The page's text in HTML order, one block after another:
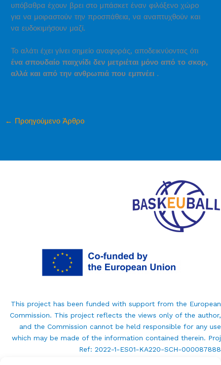
υπόβαθρα έχουν βρει στο μπάσκετ έναν φιλόξενο χώρο
για να μοιραστούν την προσπάθεια, να αναπτυχθούν και
να ευδοκιμήσουν μαζί.
Το αλάτι έχει γίνει σημείο αναφοράς, αποδεικνύοντας ότι
ένα σπουδαίο παιχνίδι δεν μετριέται μόνο από το σκορ,
αλλά και από την ανθρωπιά που εμπνέει .
← Προηγούμενο Άρθρο
This project has been funded with support from the European
Commission. This project reflects the views only of the author,
and the Commission cannot be held responsible for any use
which may be made of the information contained therein. Proj
Ref: 2022-1-ES01-KA220-SCH-000087888